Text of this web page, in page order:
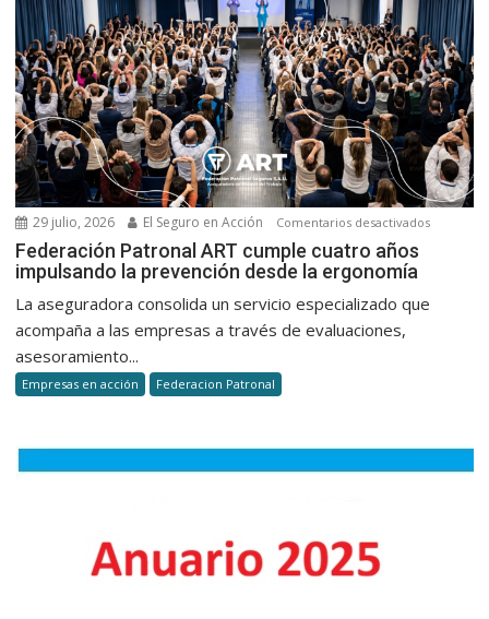
la
de
autos
29 julio, 2026 El Seguro en Acción Comentarios desactivadosen
Federación Patronal ART cumple cuatro años
impulsando la prevención desde la ergonomía
La aseguradora consolida un servicio especializado que
acompaña a las empresas a través de evaluaciones,
asesoramiento...
Empresas en acción Federacion Patronal